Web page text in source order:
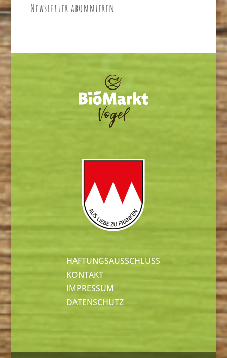
Newsletter abonnieren
HAFTUNGSAUSSCHLUSS
KONTAKT
IMPRESSUM
DATENSCHUTZ